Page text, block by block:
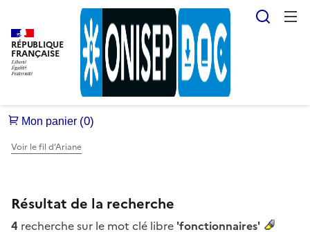
RÉPUBLIQUE
FRANÇAISE
Voir le fil d’Ariane
Résultat de la recherche
4 recherche sur le mot clé libre 'fonctionnaires'